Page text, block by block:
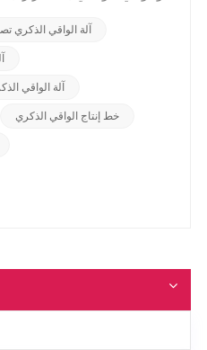
المنقولة جنسيًا وتجنب
احتياجات الجمهور، قامت
التكنولوجيا
آلة الواقي الذكري
آلة الواقي
خط إنتاج الواقي الذكري